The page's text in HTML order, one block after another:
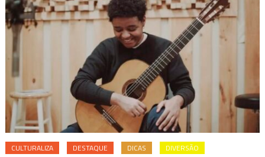
CULTURALIZA DESTAQUE DICAS DIVERSÃO